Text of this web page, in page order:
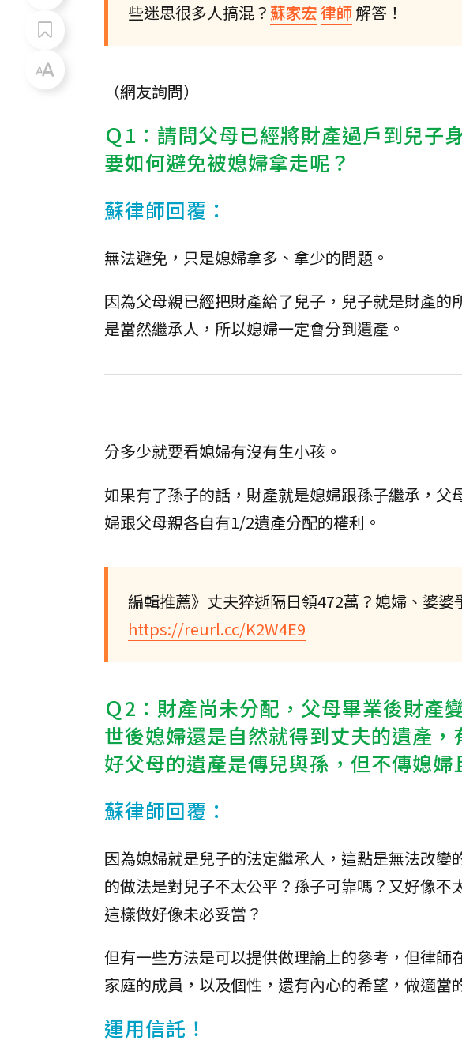
些迷思很多人搞混？蘇家宏律師解答！
（網友詢問）
Ｑ1：請問父母已經將財產過戶到兒子
要如何避免被媳婦拿走呢？
蘇律師回覆：
無法避免，只是媳婦拿多、拿少的問題。
因為父母親已經把財產給了兒子，兒子就是財產
是當然繼承人，所以媳婦一定會分到遺產。
分多少就要看媳婦有沒有生小孩。
如果有了孫子的話，財產就是媳婦跟孫子繼承，
婦跟父母親各自有1/2遺產分配的權利。
編輯推薦》丈夫猝逝隔日領472萬？媳婦、婆婆
https://reurl.cc/K2W4E9
Ｑ2：財產尚未分配，父母畢業後財產
世後媳婦還是自然就得到丈夫的遺產
好父母的遺產是傳兒與孫，但不傳媳婦
蘇律師回覆：
因為媳婦就是兒子的法定繼承人，這點是無法改
的做法是對兒子不太公平？孫子可靠嗎？又好像
這樣做好像未必妥當？
但有一些方法是可以提供做理論上的參考，但律
家庭的成員，以及個性，還有內心的希望，做適當
運用信託！